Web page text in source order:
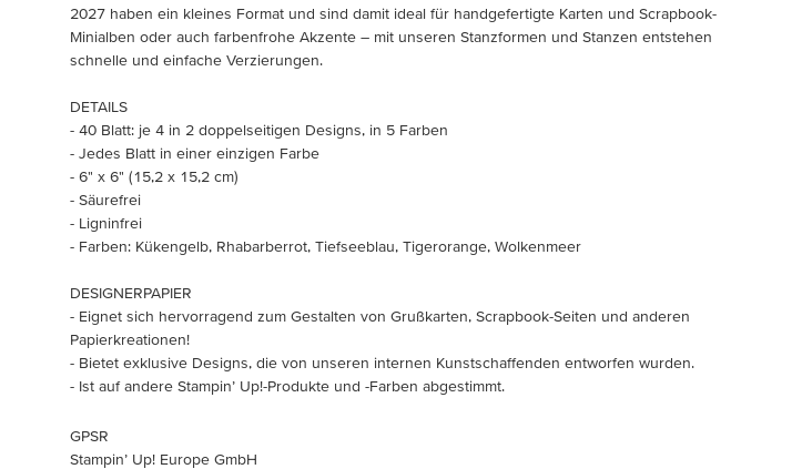
2027 haben ein kleines Format und sind damit ideal für handgefertigte Karten und Scrapbook-
Minialben oder auch farbenfrohe Akzente – mit unseren Stanzformen und Stanzen entstehen
schnelle und einfache Verzierungen.
DETAILS
- 40 Blatt: je 4 in 2 doppelseitigen Designs, in 5 Farben
- Jedes Blatt in einer einzigen Farbe
- 6" x 6" (15,2 x 15,2 cm)
- Säurefrei
- Ligninfrei
- Farben: Kükengelb, Rhabarberrot, Tiefseeblau, Tigerorange, Wolkenmeer
DESIGNERPAPIER
- Eignet sich hervorragend zum Gestalten von Grußkarten, Scrapbook-Seiten und anderen
Papierkreationen!
- Bietet exklusive Designs, die von unseren internen Kunstschaffenden entworfen wurden.
- Ist auf andere Stampin’ Up!-Produkte und -Farben abgestimmt.
GPSR
Stampin’ Up! Europe GmbH